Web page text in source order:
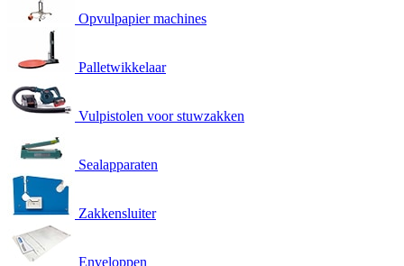
Opvulpapier machines
Palletwikkelaar
Vulpistolen voor stuwzakken
Sealapparaten
Zakkensluiter
Enveloppen